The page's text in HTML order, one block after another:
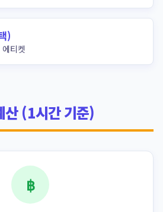
)
티켓
산 (1시간 기준)
฿